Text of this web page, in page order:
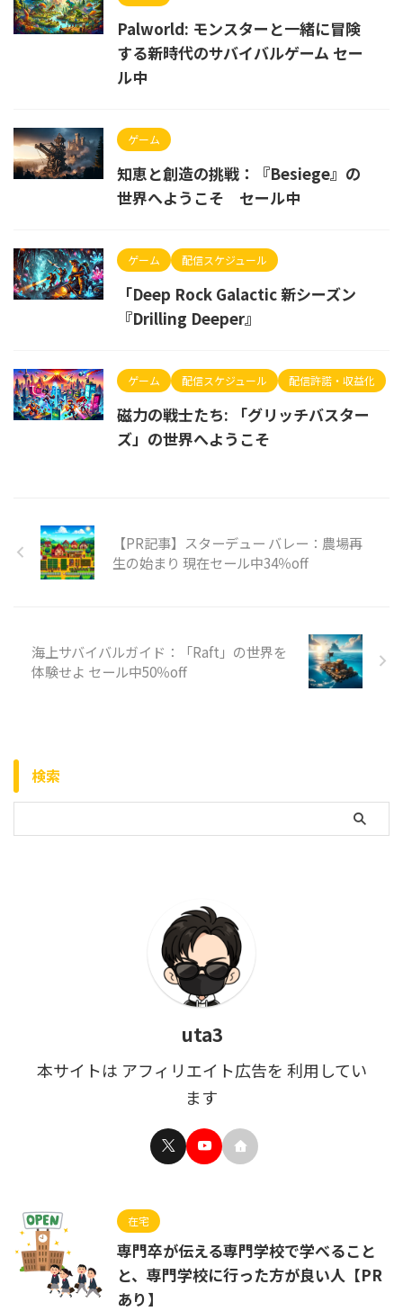
Palworld: モンスターと一緒に冒険
する新時代のサバイバルゲーム セー
ル中
ゲーム
知恵と創造の挑戦：『Besiege』の
世界へようこそ セール中
ゲーム 配信スケジュール
「Deep Rock Galactic 新シーズン
『Drilling Deeper』
ゲーム 配信スケジュール 配信許諾・収益化
磁力の戦士たち: 「グリッチバスター
ズ」の世界へようこそ
【PR記事】スターデュー バレー：農場再
生の始まり 現在セール中34％off
海上サバイバルガイド：「Raft」の世界を
体験せよ セール中50％off
検索
uta3
本サイトは アフィリエイト広告を 利用してい
ます
在宅
専門卒が伝える専門学校で学べること
と、専門学校に行った方が良い人【PR
あり】